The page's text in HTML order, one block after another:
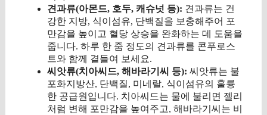
견과류(아몬드, 호두, 캐슈넛 등): 견과류는 건
강한 지방, 식이섬유, 단백질을 보충해주어 포
만감을 높이고 혈당 상승을 완화하는 데 도움을
줍니다. 하루 한 줌 정도의 견과류를 콘푸로스
트와 함께 곁들여 보세요.
씨앗류(치아씨드, 해바라기씨 등): 씨앗류는 불
포화지방산, 단백질, 미네랄, 식이섬유의 훌륭
한 공급원입니다. 치아씨드는 물에 불리면 젤리
처럼 변해 포만감을 높여주고, 해바라기씨는 비